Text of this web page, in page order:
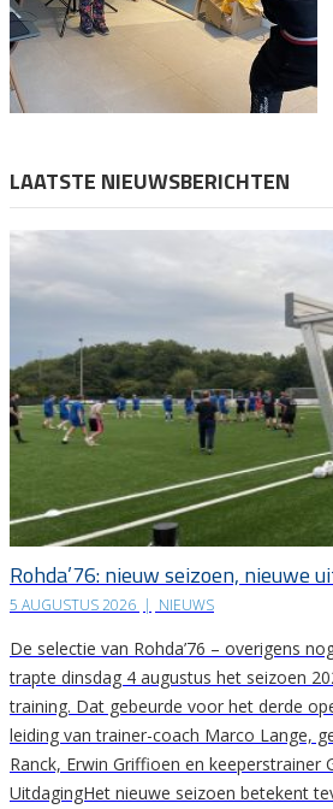
LAATSTE NIEUWSBERICHTEN
Rohda’76: nieuw seizoen, nieuwe
5 AUGUSTUS 2026 | NIEUWS
De selectie van Rohda’76 – overigens
trapte dinsdag 4 augustus het seizoen
training. Dat gebeurde voor het derde
leiding van trainer-coach Marco Lange,
Ranck, Erwin Griffioen en keeperstrainer
UitdagingHet nieuwe seizoen betekent